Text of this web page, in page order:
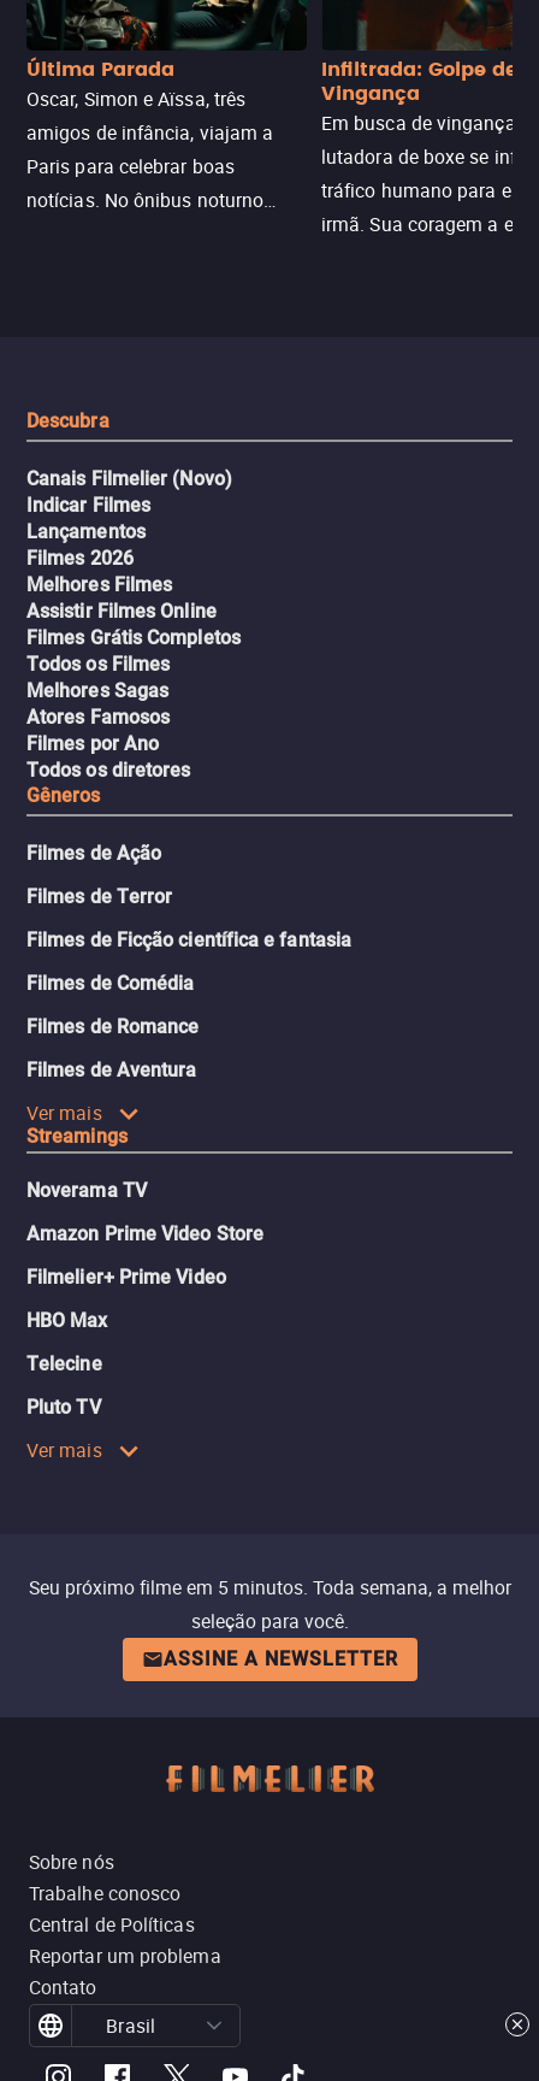
Última Parada
Oscar, Simon e Aïssa, três
amigos de infância, viajam a
Paris para celebrar boas
notícias. No ônibus noturno
Infiltrada: Golpe de
Vingança
Em busca de vingança,
lutadora de boxe se
tráfico humano para
irmã. Sua coragem a
Descubra
Canais Filmelier (Novo)
Indicar Filmes
Lançamentos
Filmes 2026
Melhores Filmes
Assistir Filmes Online
Filmes Grátis Completos
Todos os Filmes
Melhores Sagas
Atores Famosos
Filmes por Ano
Todos os diretores
Gêneros
Filmes de Ação
Filmes de Terror
Filmes de Ficção científica e fantasia
Filmes de Comédia
Filmes de Romance
Filmes de Aventura
Ver mais
Streamings
Noverama TV
Amazon Prime Video Store
Filmelier+ Prime Video
HBO Max
Telecine
Pluto TV
Ver mais
Seu próximo filme em 5 minutos. Toda semana, a melhor
seleção para você.
ASSINE A NEWSLETTER
Sobre nós
Trabalhe conosco
Central de Políticas
Reportar um problema
Contato
Brasil